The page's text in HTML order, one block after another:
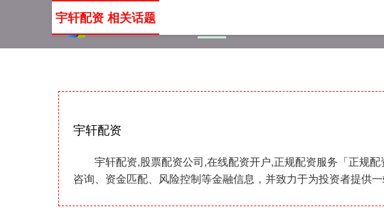
宇轩配资
宇轩配资,股票配资公司,在线配资开户,正规配资服务「正规
咨询、资金匹配、风险控制等金融信息，并致力于为投资者提供一
宇轩配资 相关话题